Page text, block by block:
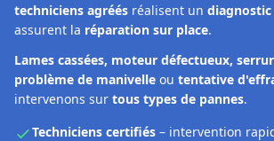
techniciens agréés réalisent un
assurent la réparation sur place.
Lames cassées, moteur défectueux,
problème de manivelle ou tentative
intervenons sur tous types de pannes.
Techniciens certifiés – intervention